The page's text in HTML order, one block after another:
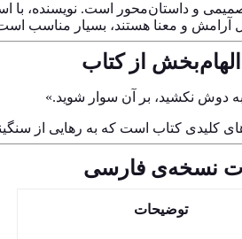
و داستان‌محور است. نویسنده، با
آرامش و معنا هستند، بسیار مناسب
از کتاب
دوش نکشید، بر آن سوار شوید.»
کلیدی کتاب است که به رهایی از
نسخه‌ی فارسی
توضیحات